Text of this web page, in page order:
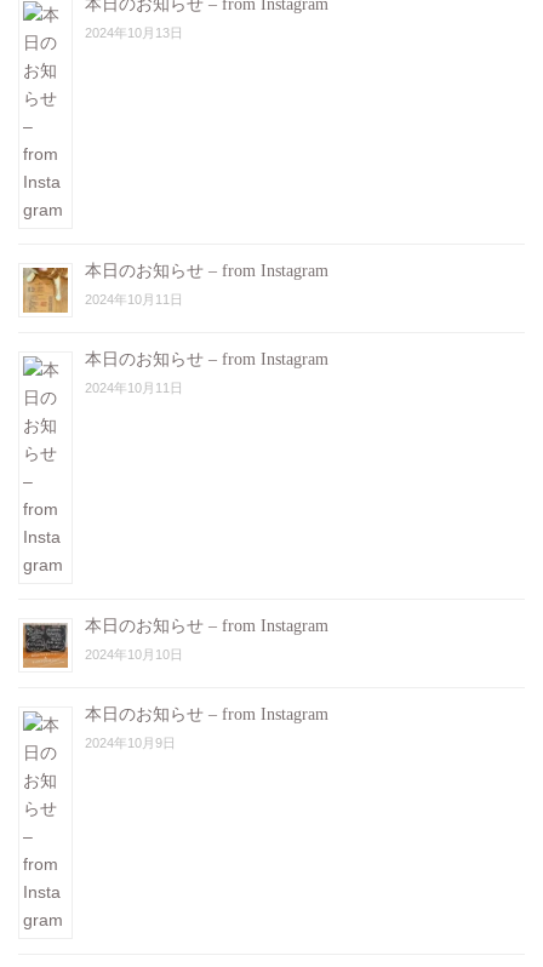
本日のお知らせ – from Instagram
2024年10月13日
本日のお知らせ – from Instagram
2024年10月11日
本日のお知らせ – from Instagram
2024年10月11日
本日のお知らせ – from Instagram
2024年10月10日
本日のお知らせ – from Instagram
2024年10月9日